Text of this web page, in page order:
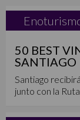
50 BEST
SANTIAGO
Santiago
junto con la Ruta